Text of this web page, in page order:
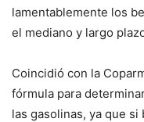
lamentablemente los
el mediano y largo
Coincidió con la
fórmula para
las gasolinas, ya que si